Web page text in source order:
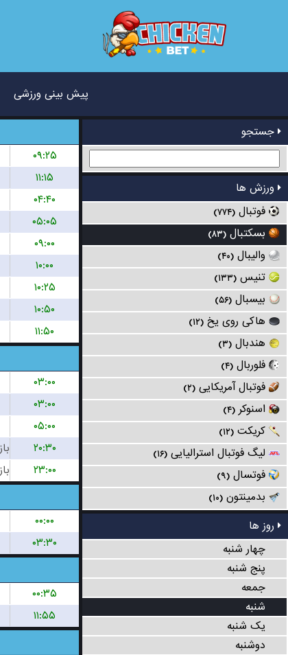
پیش بینی ورزشی
جستجو
ورزش ها
فوتبال (۷۷۴)
بسکتبال (۸۳)
والیبال (۴۰)
تنیس (۱۳۳)
بیسبال (۵۶)
هاکی روی یخ (۱۲)
هندبال (۳)
فلوربال (۴)
فوتبال آمریکایی (۲)
اسنوکر (۴)
کریکت (۱۲)
لیگ فوتبال استرالیایی (۱۶)
فوتسال (۹)
بدمینتون (۱۰)
روز ها
چهار شنبه
پنج شنبه
جمعه
شنبه
یک شنبه
دوشنبه
۰۹:۲۵
۱۱:۱۵
۰۴:۴۰
۰۵:۰۵
۰۹:۰۰
۱۰:۰۰
۱۰:۲۵
۱۰:۵۰
۱۱:۵۰
۰۳:۰۰
۰۳:۰۰
۰۵:۰۰
۲۰:۳۰
۲۳:۰۰
۰۰:۰۰
۰۳:۳۰
۰۰:۳۵
۱۱:۵۵